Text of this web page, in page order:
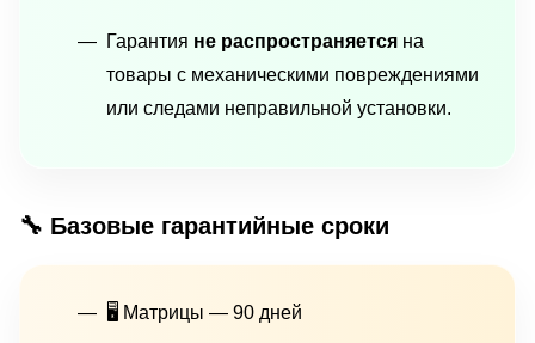
Гарантия не распространяется на
товары с механическими повреждениями
или следами неправильной установки.
🔧 Базовые гарантийные сроки
🖥 Матрицы — 90 дней